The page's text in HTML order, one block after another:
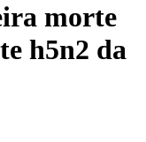
morte
h5n2 da